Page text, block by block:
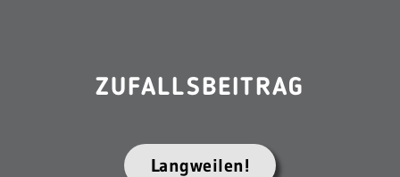
ZUFALLSBEITRAG
Langweilen!